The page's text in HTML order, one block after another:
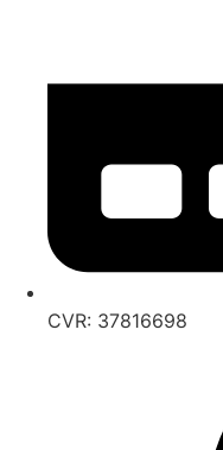
CVR: 37816698